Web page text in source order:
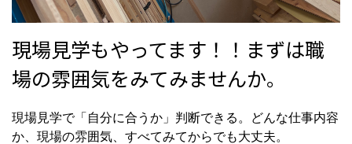
現場見学もやってます！！まずは職
場の雰囲気をみてみませんか。
現場見学で「自分に合うか」判断できる。どんな仕事内容
か、現場の雰囲気、すべてみてからでも大丈夫。